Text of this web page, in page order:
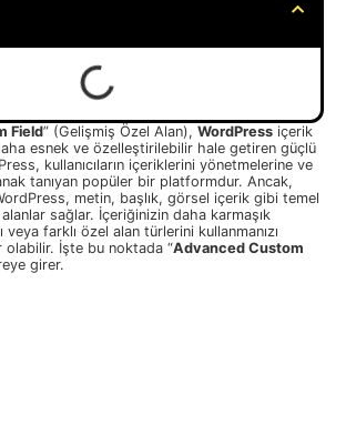
Field” (Gelişmiş Özel Alan), WordPress içerik
esnek ve özelleştirilebilir hale getiren güçlü
kullanıcıların içeriklerini yönetmelerine ve
tanıyan popüler bir platformdur. Ancak,
metin, başlık, görsel içerik gibi temel
sağlar. İçeriğinizin daha karmaşık
veya farklı özel alan türlerini kullanmanızı
olabilir. İşte bu noktada “Advanced Custom
girer.